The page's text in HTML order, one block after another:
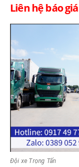
Liên hệ báo
Đội xe Trọng Tấn